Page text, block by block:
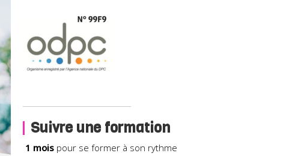
Suivre une formation
1 mois pour se former à son rythme